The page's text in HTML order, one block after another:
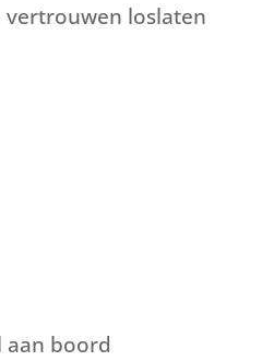
vertrouwen loslaten
aan boord